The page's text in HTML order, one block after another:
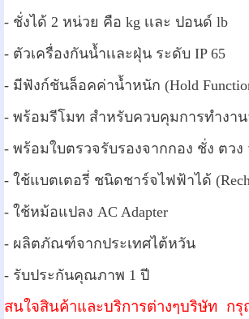
- ชั่งได้ 2 หน่วย คือ kg เเละ ปอนด์ lb
- ตัวเครื่องกันน้ำเเละฝุ่น ระดับ IP 65
- มีฟังก์ชันล็อคค่าน้ำหนัก (Hold
- พร้อมรีโมท สำหรับควบคุมการทำงาน
- พร้อมใบตรวจรับรองจากกอง ชั่ง ตวง
- ใช้แบตเตอรี่ ชนิดชาร์จไฟฟ้าได้
- ใช้หม้อแปลง AC Adapter
- ผลิตภัณฑ์จากประเทศไต้หวัน
- รับประกันคุณภาพ 1 ปี
สนใจสินค้าและบริการต่างๆบริษัท ก